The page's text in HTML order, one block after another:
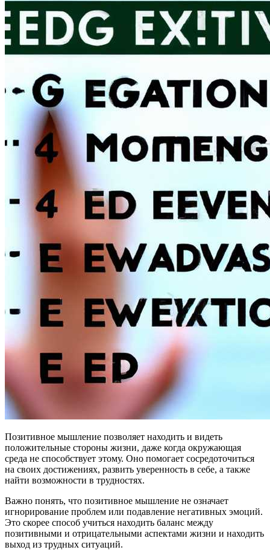
Позитивное мышление позволяет находить и видеть
положительные стороны жизни, даже когда окружающая
среда не способствует этому. Оно помогает сосредоточиться
на своих достижениях, развить уверенность в себе, а также
найти возможности в трудностях.
Важно понять, что позитивное мышление не означает
игнорирование проблем или подавление негативных эмоций.
Это скорее способ учиться находить баланс между
позитивными и отрицательными аспектами жизни и находить
выход из трудных ситуаций.